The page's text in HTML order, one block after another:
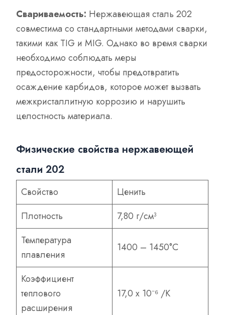
Свариваемость: Нержавеющая сталь 202
совместима со стандартными методами сварки,
такими как TIG и MIG. Однако во время сварки
необходимо соблюдать меры
предосторожности, чтобы предотвратить
осаждение карбидов, которое может вызвать
межкристаллитную коррозию и нарушить
целостность материала.
Физические свойства нержавеющей
стали 202
Свойство
Ценить
Плотность
7,80 г/см³
Температура
плавления
1400 – 1450°С
Коэффициент
теплового
расширения
17,0 х 10⁻⁶ /К